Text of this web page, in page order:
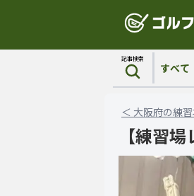
記事検索
すべて
＜ 大阪府の練
【練習